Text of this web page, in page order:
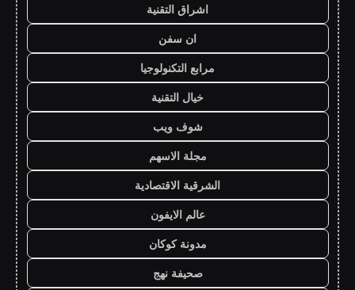
اشراق التقنية
ان سفن
مرابع التكنولوجيا
خيال التقنية
شوف ويب
مجلة الاسهم
الشرقية الاقتصادية
عالم الايفون
مدونة كوكان
صحيفة نهج